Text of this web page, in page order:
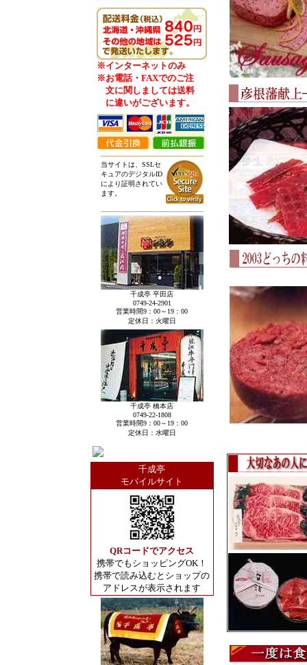
※インターネットのみ
※お電話・FAXでのご注
文に関しましては送料
に違いがございます。
当サイトは、SSLセ
キュアのデジタルID
により証明されてい
ます。
千成亭 平田店
0749-24-2901
営業時間9：00～19：00
定休日：火曜日
千成亭 橋本店
0749-22-1808
営業時間9：00～19：00
定休日：水曜日
千成亭
モバイルサイト
QRコードでアクセス
携帯でもショッピングOK！
携帯で読み込むとショップの
アドレスが表示されます